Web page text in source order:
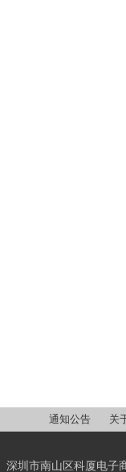
通知公告 关
深圳市南山区科厦电子